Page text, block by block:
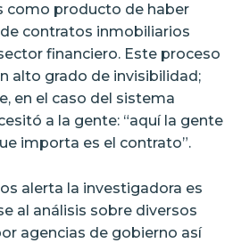
como producto de haber
contratos inmobiliarios
financiero. Este proceso
alto grado de invisibilidad;
en el caso del sistema
a la gente: “aquí la gente
importa es el contrato”.
alerta la investigadora es
al análisis sobre diversos
agencias de gobierno así